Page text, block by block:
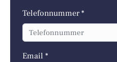
Telefonnummer *
Email *